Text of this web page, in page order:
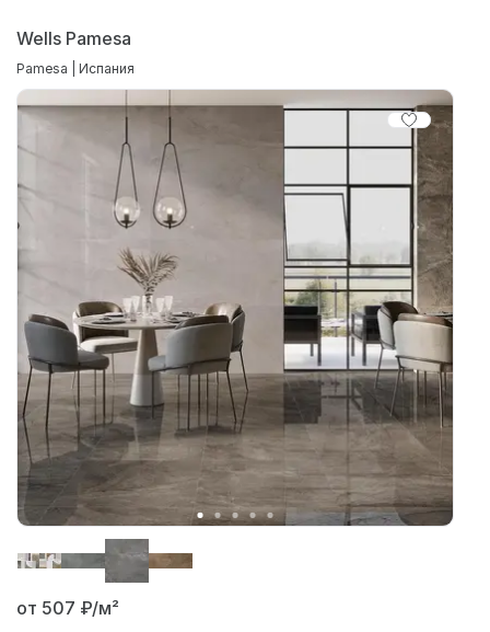
Wells Pamesa
Pamesa | Испания
от 507 ₽/м²